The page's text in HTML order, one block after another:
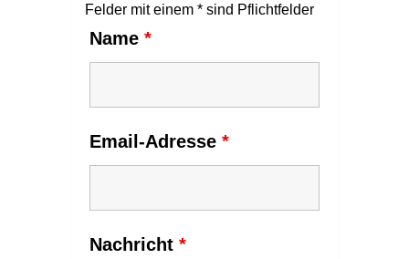
Felder mit einem * sind Pflichtfelder
Name *
Email-Adresse *
Nachricht *